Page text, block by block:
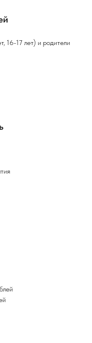
16-17 лет) и родители